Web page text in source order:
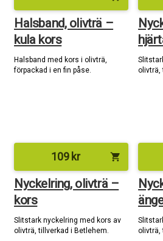
Halsband, olivträ –
kula kors
Halsband med kors i olivträ,
förpackad i en fin påse.
olivträ,
109kr shopping_cart
Nyckelring, olivträ –
kors
Slitstark nyckelring med kors av
olivträ, tillverkad i Betlehem.
olivträ,